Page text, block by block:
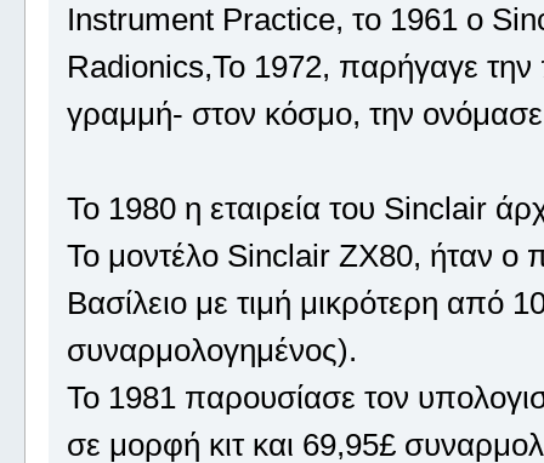
Instrument Practice, το 1961 ο
Radionics,Το 1972, παρήγαγε
γραμμή- στον κόσμο, την
Το 1980 η εταιρεία του Sinclair
Το μοντέλο Sinclair ZX80, ήταν
Βασίλειο με τιμή μικρότερη από
συναρμολογημένος).
Το 1981 παρουσίασε τον
σε μορφή κιτ και 69,95£